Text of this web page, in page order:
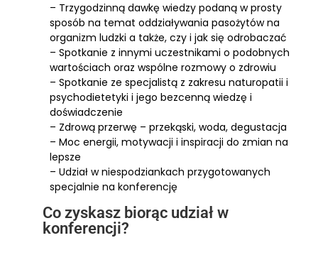
– Trzygodzinną dawkę wiedzy podaną w prosty
sposób na temat oddziaływania pasożytów na
organizm ludzki a także, czy i jak się odrobaczać
– Spotkanie z innymi uczestnikami o podobnych
wartościach oraz wspólne rozmowy o zdrowiu
– Spotkanie ze specjalistą z zakresu naturopatii i
psychodietetyki i jego bezcenną wiedzę i
doświadczenie
– Zdrową przerwę – przekąski, woda, degustacja
– Moc energii, motywacji i inspiracji do zmian na
lepsze
– Udział w niespodziankach przygotowanych
specjalnie na konferencję
Co zyskasz biorąc udział w
konferencji?